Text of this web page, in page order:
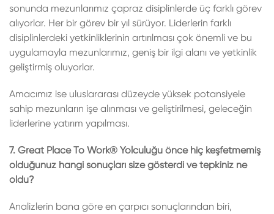
sonunda mezunlarımız çapraz disiplinlerde üç farklı görev
alıyorlar. Her bir görev bir yıl sürüyor. Liderlerin farklı
disiplinlerdeki yetkinliklerinin artırılması çok önemli ve bu
uygulamayla mezunlarımız, geniş bir ilgi alanı ve yetkinlik
geliştirmiş oluyorlar.
Amacımız ise uluslararası düzeyde yüksek potansiyele
sahip mezunların işe alınması ve geliştirilmesi, geleceğin
liderlerine yatırım yapılması.
7. Great Place To Work® Yolculuğu önce hiç keşfetmemiş
olduğunuz hangi sonuçları size gösterdi ve tepkiniz ne
oldu?
Analizlerin bana göre en çarpıcı sonuçlarından biri,